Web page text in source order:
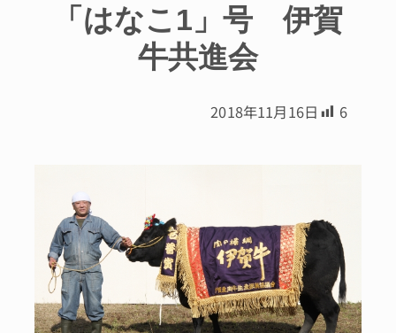
「はなこ1」号 伊賀
牛共進会
2018年11月16日 6